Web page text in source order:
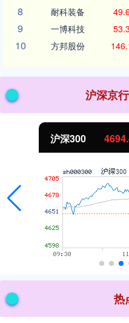
8 耐科装备
9 一博科技
10 方邦股份
沪深京
北证50
热